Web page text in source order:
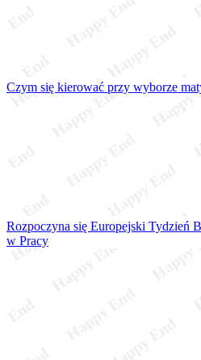
Czym się kierować przy wyborze
Rozpoczyna się Europejski Tydzień
w Pracy